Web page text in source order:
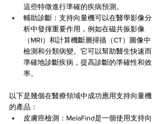
這些特徵進行準確的疾病預測。
輔助診斷：支持向量機可以在醫學影像分
析中發揮重要作用，例如在磁共振影像
（MRI）和計算機斷層掃描（CT）圖像中
檢測和分類病變。它可以幫助醫生快速而
準確地診斷疾病，提高診斷的準確性和效
率。
以下是幾個在醫療領域中成功應用支持向量機
的產品：
皮膚癌檢測：MelaFind是一個使用支持向